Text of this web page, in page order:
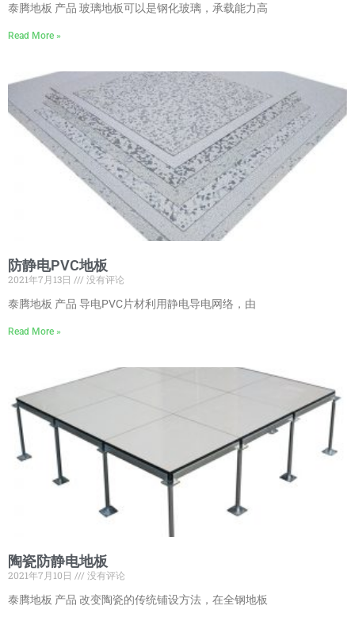
泰腾地板 产品 玻璃地板可以是钢化玻璃，承载能力高
Read More »
防静电PVC地板
2021年7月13日
没有评论
泰腾地板 产品 导电PVC片材利用静电导电网络，由
Read More »
陶瓷防静电地板
2021年7月10日
没有评论
泰腾地板 产品 改变陶瓷的传统铺设方法，在全钢地板